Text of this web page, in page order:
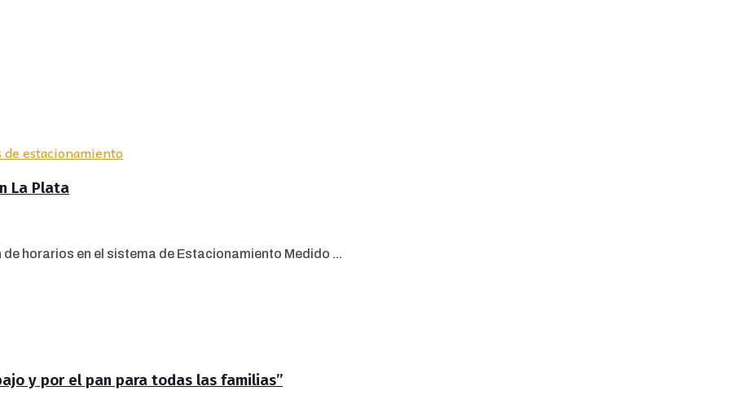
La Plata
horarios en el sistema de Estacionamiento Medido ...
y por el pan para todas las familias”